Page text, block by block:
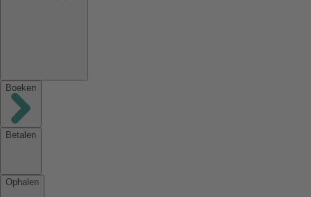
Boeken
Betalen
Ophalen